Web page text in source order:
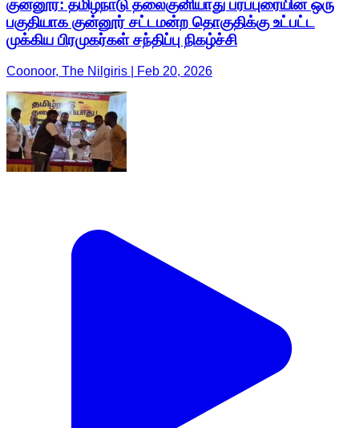
குன்னூர்: தமிழ்நாடு தலைகுனியாது பரப்புரையின் ஒரு
பகுதியாக குன்னூர் சட்டமன்ற தொகுதிக்கு உட்பட்ட
முக்கிய பிரமுகர்கள் சந்திப்பு நிகழ்ச்சி
Coonoor, The Nilgiris | Feb 20, 2026